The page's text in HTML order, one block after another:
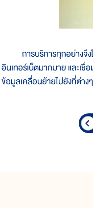
การบริการทุกอย่างจึงใ
อินเทอร์เน็ตมากมาย และเ
ข้อมูลเคลื่อนย้ายไปยังที่ต่าง